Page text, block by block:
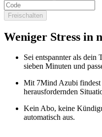
Freischalten
Weniger Stress in
Sei entspannter als dein
sieben Minuten und
Mit 7Mind Azubi findest
herausfordernden
Kein Abo, keine
automatisch aus.